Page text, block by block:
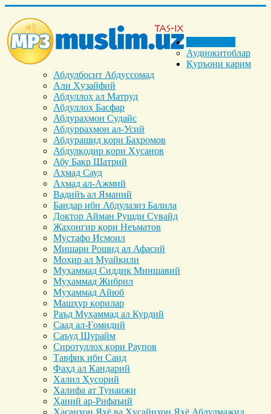
Аудиокитоблар
Қуръони карим
Абдулбосит Абдуссомад
Али Ҳузайфий
Абдуллоҳ ал Матруд
Абдуллоҳ Басфар
Абдураҳмон Судайс
Абдурраҳмон ал-Усий
Абдурашид қори Баҳромов
Абдулқодир қори Ҳусанов
Абу Бакр Шатрий
Аҳмад Сауд
Аҳмад ал-Ажмий
Вадийъ ал Яманий
Бандар ибн Абдулазиз Балила
Доктор Айман Рушди Сувайд
Жаҳонгир қори Неъматов
Мустафо Исмоил
Мишари Рошид ал Афасий
Моҳир ал Муайқили
Муҳаммад Cиддиқ Миншавий
Муҳаммад Жибрил
Муҳаммад Айюб
Машҳур қорилар
Раъд Муҳаммад ал Курдий
Саад ал-Ғомидий
Саъуд Шурайм
Сиротуллоҳ қори Раупов
Тавфиқ ибн Саид
Фаҳд ал Кандарий
Халил Ҳусорий
Халифа ат Тунаижи
Ҳаний ар-Рифаъий
Ҳасанхон Яҳё ва Ҳусайнхон Яҳё Абдулмажид